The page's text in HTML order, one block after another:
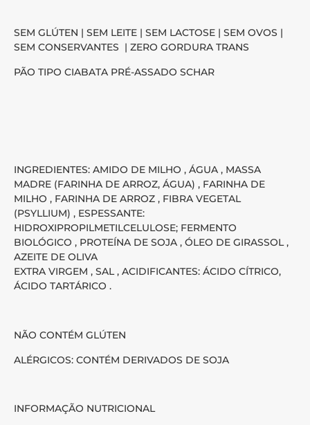
SEM GLÚTEN | SEM LEITE | SEM LACTOSE | SEM OVOS |
SEM CONSERVANTES | ZERO GORDURA TRANS
PÃO TIPO CIABATA PRÉ-ASSADO SCHAR
INGREDIENTES: AMIDO DE MILHO , ÁGUA , MASSA
MADRE (FARINHA DE ARROZ, ÁGUA) , FARINHA DE
MILHO , FARINHA DE ARROZ , FIBRA VEGETAL
(PSYLLIUM) , ESPESSANTE:
HIDROXIPROPILMETILCELULOSE; FERMENTO
BIOLÓGICO , PROTEÍNA DE SOJA , ÓLEO DE GIRASSOL ,
AZEITE DE OLIVA
EXTRA VIRGEM , SAL , ACIDIFICANTES: ÁCIDO CÍTRICO,
ÁCIDO TARTÁRICO .
NÃO CONTÉM GLÚTEN
ALÉRGICOS: CONTÉM DERIVADOS DE SOJA
INFORMAÇÃO NUTRICIONAL